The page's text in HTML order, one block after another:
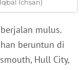
Ichsan)
mulus.
beruntun di
Hull City,